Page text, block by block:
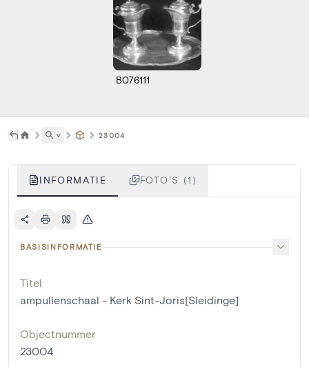
B076111
˅ 23004
INFORMATIE FOTO'S (1)
BASISINFORMATIE
Titel
ampullenschaal - Kerk Sint-Joris[Sleidinge]
Objectnummer
23004